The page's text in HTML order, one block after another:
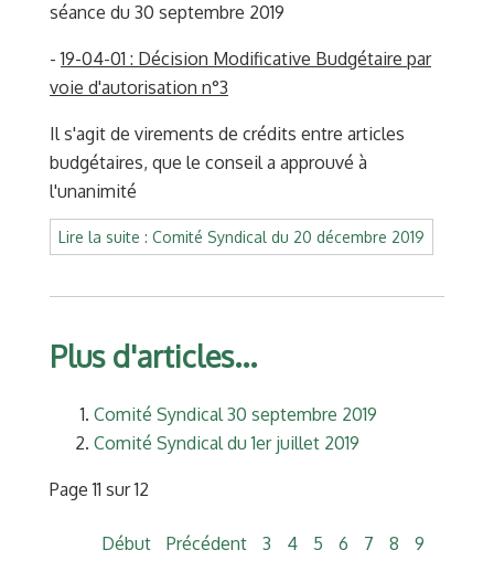
séance du 30 septembre 2019
-19-04-01 : Décision Modificative Budgétaire par
voie d'autorisation n°3
Il s'agit de virements de crédits entre articles
budgétaires, que le conseil a approuvé à
l'unanimité
Lire la suite : Comité Syndical du 20 décembre 2019
Plus d'articles...
Comité Syndical 30 septembre 2019
Comité Syndical du 1er juillet 2019
Page 11 sur 12
Début Précédent 3 4 5 6 7 8
9